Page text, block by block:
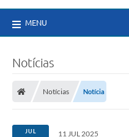
MENU
Notícias
Notícias Notícia
JUL 11 JUL 2025